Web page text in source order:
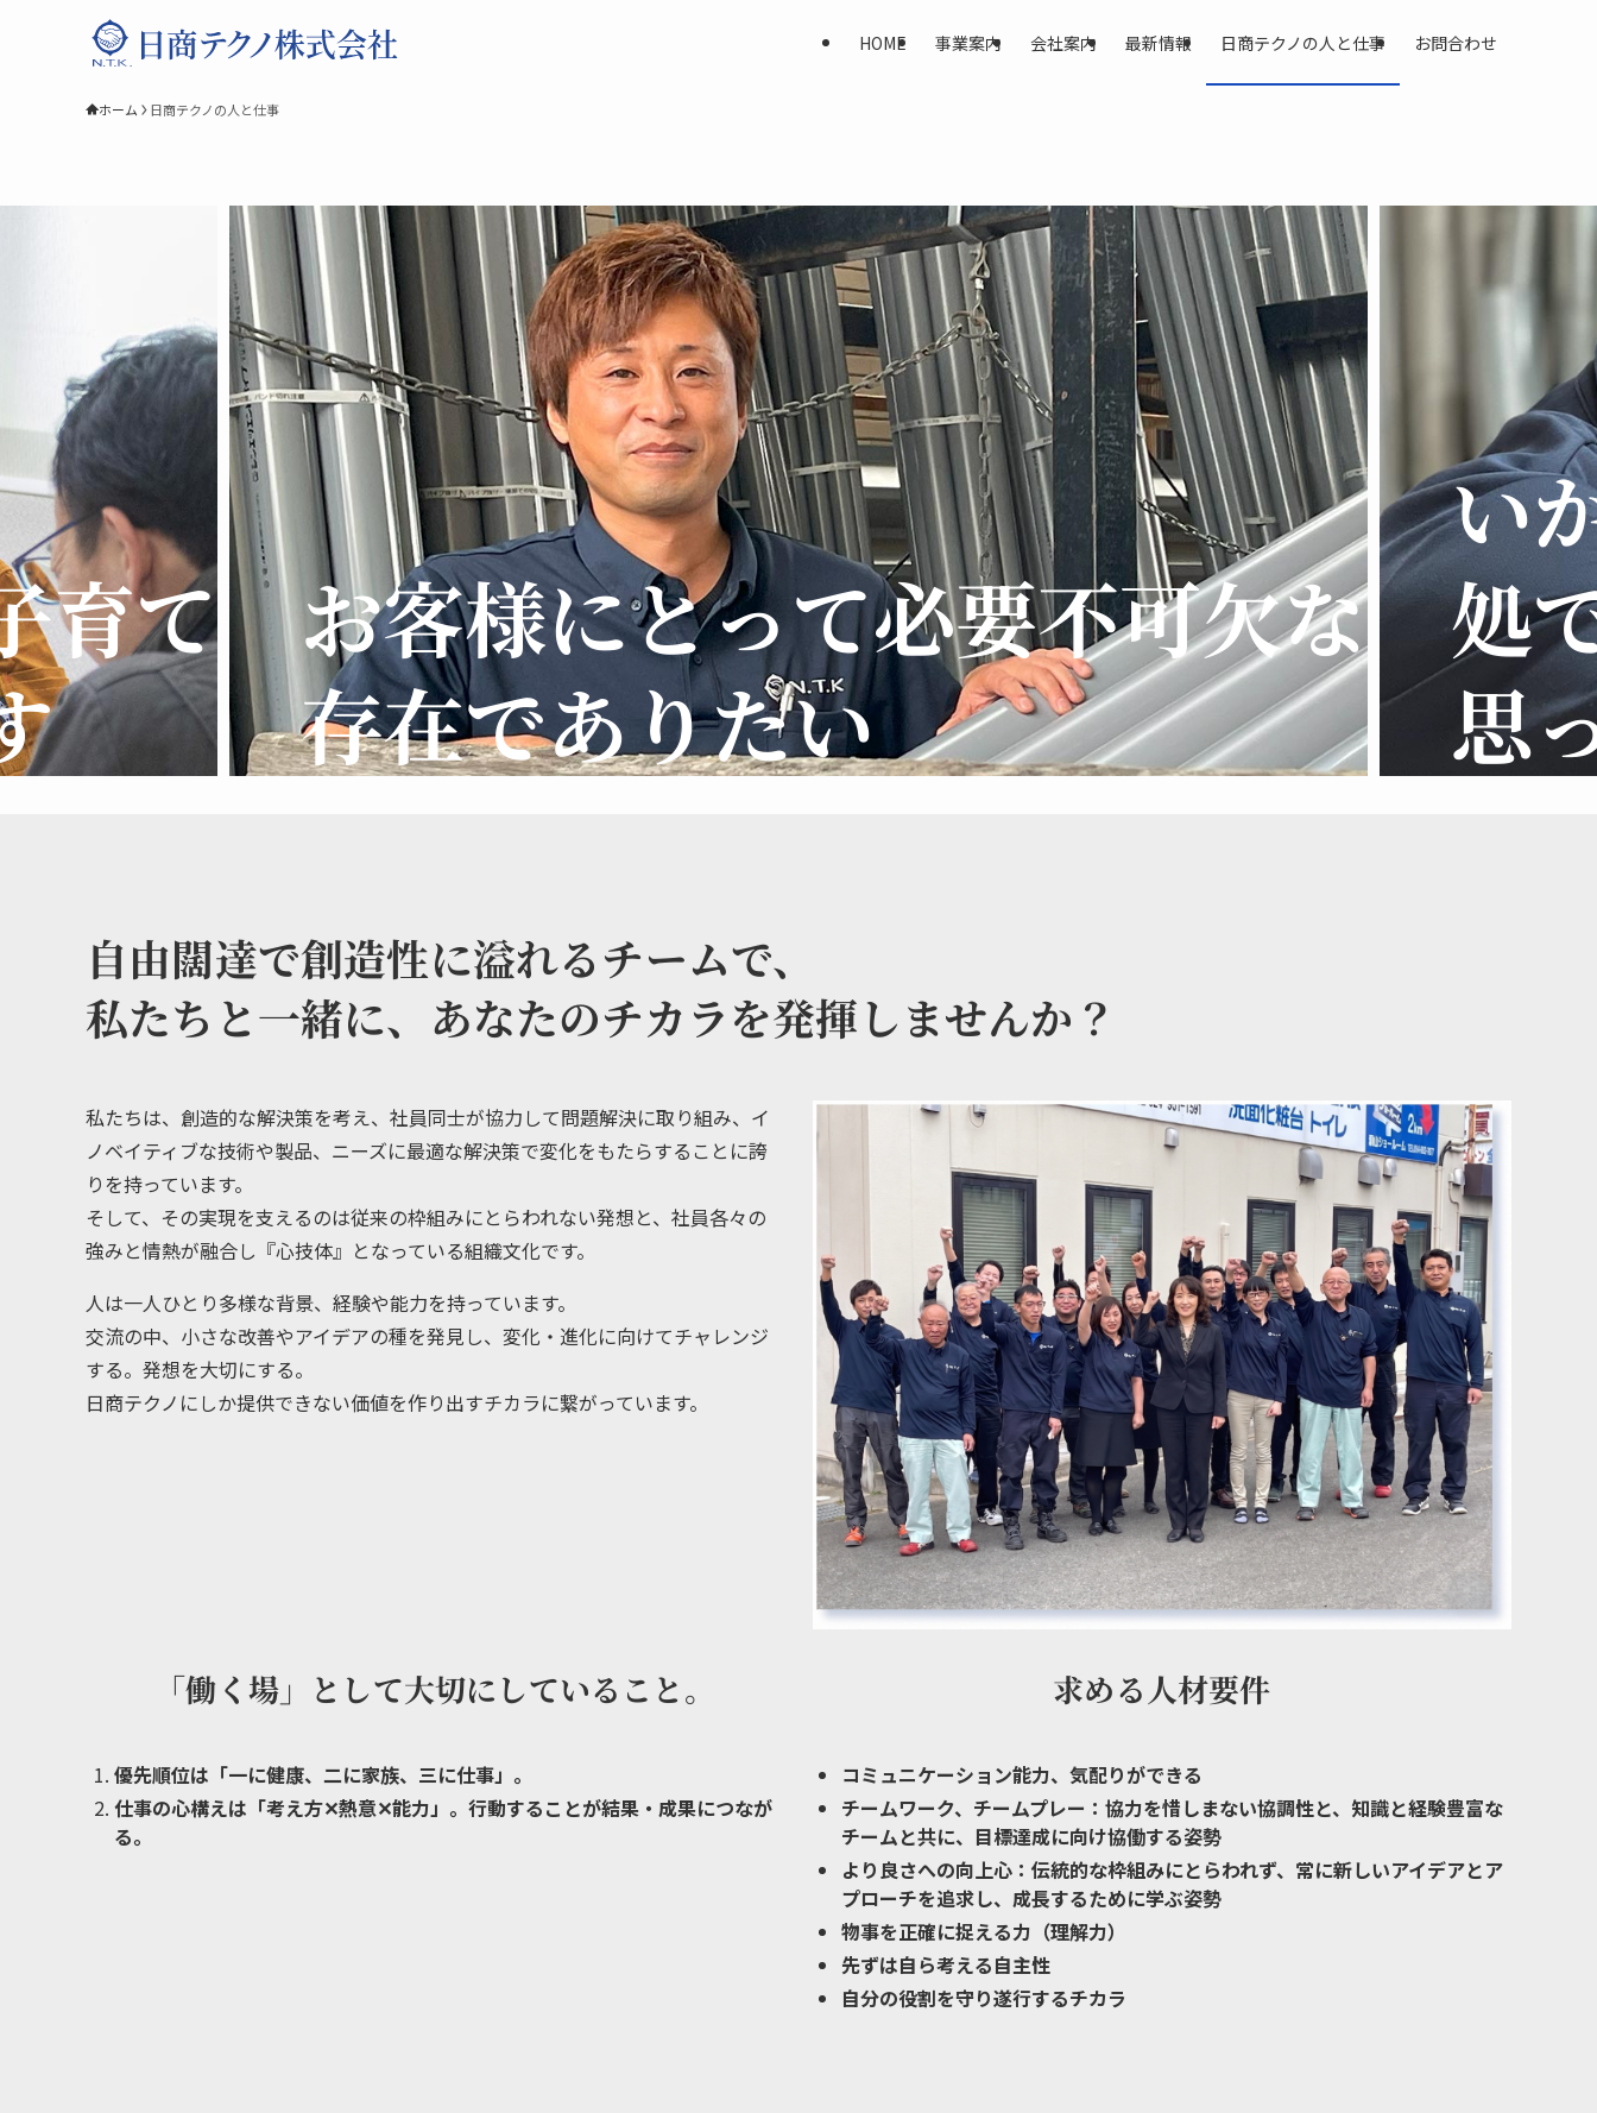
HOME 事業案内 会社案内 最新情報 日商テクノの人と仕事 お問合わせ
ホーム 日商テクノの人と仕事
育て
お客様にとって必要不可欠な
存在でありたい
い
処
思
自由闊達で創造性に溢れるチームで、
私たちと一緒に、あなたのチカラを発揮しませんか？
私たちは、創造的な解決策を考え、社員同士が協力して問題解決に取り組み、イ
ノベイティブな技術や製品、ニーズに最適な解決策で変化をもたらすることに誇
りを持っています。
そして、その実現を支えるのは従来の枠組みにとらわれない発想と、社員各々の
強みと情熱が融合し『心技体』となっている組織文化です。
人は一人ひとり多様な背景、経験や能力を持っています。
交流の中、小さな改善やアイデアの種を発見し、変化・進化に向けてチャレンジ
する。発想を大切にする。
日商テクノにしか提供できない価値を作り出すチカラに繋がっています。
「働く場」として大切にしていること。
優先順位は「一に健康、二に家族、三に仕事」。
仕事の心構えは「考え方✕熱意✕能力」。行動することが結果・成果につなが
る。
求める人材要件
コミュニケーション能力、気配りができる
チームワーク、チームプレー：協力を惜しまない協調性と、知識と経験豊富な
チームと共に、目標達成に向け協働する姿勢
より良さへの向上心：伝統的な枠組みにとらわれず、常に新しいアイデアとア
プローチを追求し、成長するために学ぶ姿勢
物事を正確に捉える力（理解力）
先ずは自ら考える自主性
自分の役割を守り遂行するチカラ